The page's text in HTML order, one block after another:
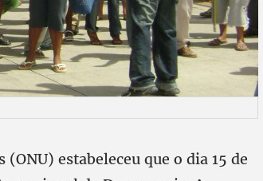
estabeleceu que o dia 15 de